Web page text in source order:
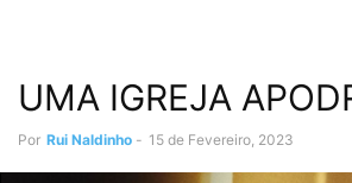
UMA IGREJA
Por Rui Naldinho - 15 de Fevereiro, 2023